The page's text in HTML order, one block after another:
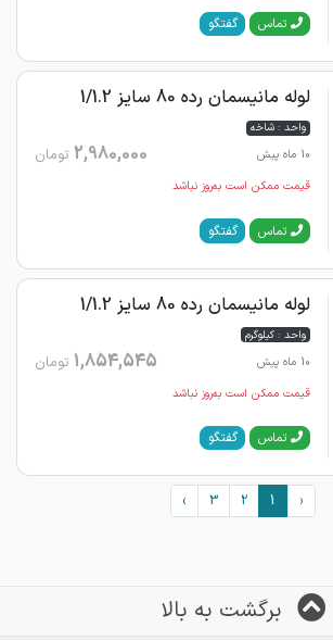
تماس گفتگو
لوله مانیسمان رده 80 سایز 1/1.2
واحد : شاخه
10 ماه پیش
2,980,000 تومان
قیمت ممکن است به‌روز نباشد
تماس گفتگو
لوله مانیسمان رده 80 سایز 1/1.2
واحد : کیلوگرم
10 ماه پیش
1,854,545 تومان
قیمت ممکن است به‌روز نباشد
تماس گفتگو
‹
1
2
3
›
برگشت به بالا